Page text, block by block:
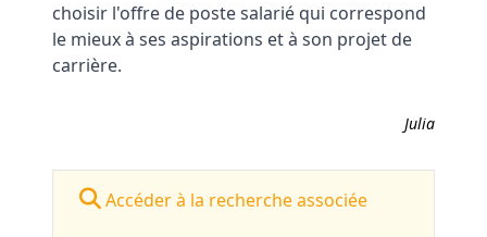
choisir l'offre de poste salarié qui correspond
le mieux à ses aspirations et à son projet de
carrière.
Julia
Accéder à la recherche associée